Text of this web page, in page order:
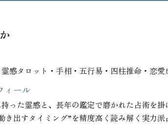
感タロット・手相・五行易・四柱推命・恋愛
ィール
った霊感と、長年の鑑定で磨かれた占術を掛
き出すタイミング”を精度高く読み解く実力派